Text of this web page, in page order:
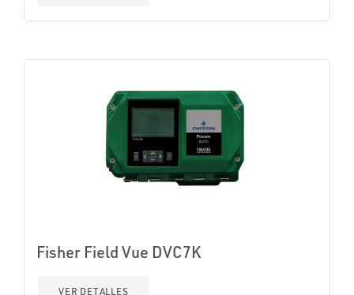
Fisher Field Vue DVC7K
VER DETALLES